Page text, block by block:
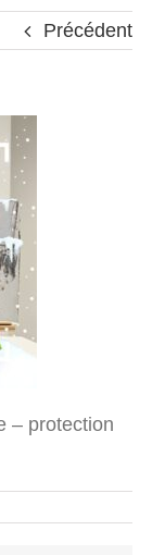
Précédent
– protection